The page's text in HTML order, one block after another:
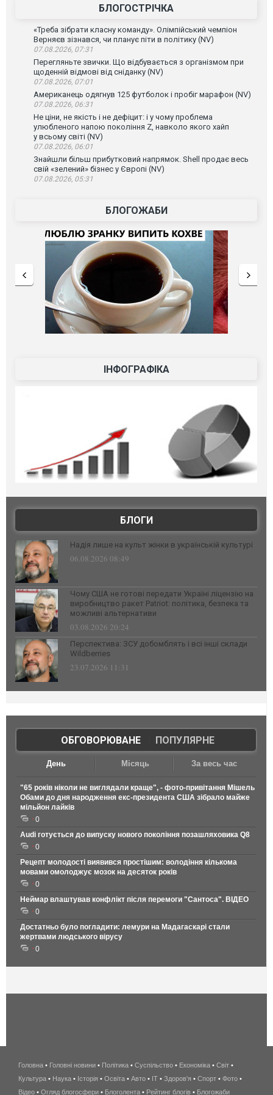
БЛОГОСТРІЧКА
«Треба зібрати класну команду». Олімпійський чемпіон
Верняєв зізнався, чи планує піти в політику (NV)
07.08.2026, 07:31
Перегляньте звички. Що відбувається з організмом при
щоденній відмові від сніданку (NV)
07.08.2026, 07:01
Американець одягнув 125 футболок і пробіг марафон (NV)
07.08.2026, 06:31
Не ціни, не якість і не дефіцит: і у чому проблема
улюбленого напою покоління Z, навколо якого хайп
у всьому світі (NV)
07.08.2026, 06:01
Знайшли більш прибутковий напрямок. Shell продає весь
свій «зелений» бізнес у Європі (NV)
07.08.2026, 05:31
БЛОГОЖАБИ
ІНФОГРАФІКА
БЛОГИ
Надія лише на культ жінки в українській культурі
06.08.2026 08:49
Чому США не готові передати Україні ліцензію на
виробництво ракет Patriot: політика, безпека та
можливі альтернативи
03.08.2026 20:24
Перспектива: ЗСУ добомблять і всі інші склади
Wildberries
23.07.2026 11:31
ОБГОВОРЮВАНЕ| ПОПУЛЯРНЕ
День Місяць За весь час
"65 років ніколи не виглядали краще", - фото-привітання Мішель
Обами до дня народження екс-президента США зібрало майже
мільйон лайків
0
Audi готується до випуску нового покоління позашляховика Q8
0
Рецепт молодості виявився простішим: володіння кількома
мовами омолоджує мозок на десяток років
0
Неймар влаштував конфлікт після перемоги "Сантоса". ВІДЕО
0
Достатньо було погладити: лемури на Мадагаскарі стали
жертвами людського вірусу
0
беспроводной
интернет
киев
Головна • Головні новини • Політика • Суспільство • Економіка • Світ •
Культура • Наука • Історія • Освіта • Авто • IT • Здоров'я • Спорт • Фото •
Відео • Огляд блогосфери • Блоголента • Рейтинг блогів • Блогожаби